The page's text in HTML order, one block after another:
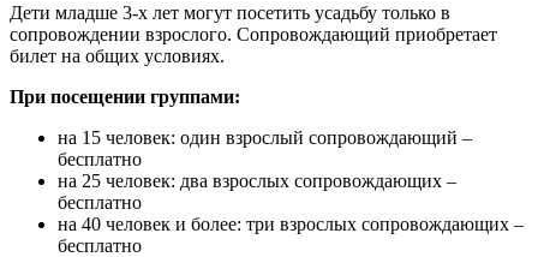
Дети младше 3-х лет могут посетить усадьбу только в
сопровождении взрослого. Сопровождающий приобретает
билет на общих условиях.
При посещении группами:
на 15 человек: один взрослый сопровождающий –
бесплатно
на 25 человек: два взрослых сопровождающих –
бесплатно
на 40 человек и более: три взрослых сопровождающих –
бесплатно